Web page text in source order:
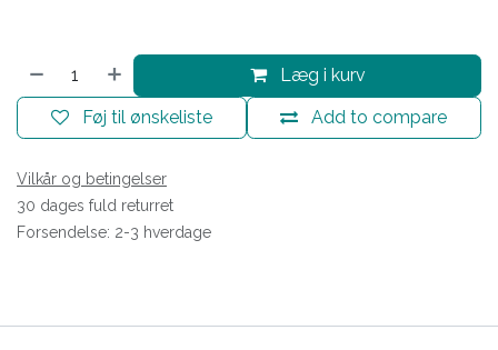
Læg i kurv
Add to compare
Føj til ønskeliste
Vilkår og betingelser
30 dages fuld returret
Forsendelse: 2-3 hverdage